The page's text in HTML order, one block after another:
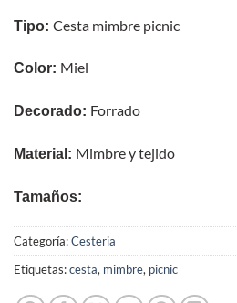
Tipo: Cesta mimbre picnic
Color: Miel
Decorado: Forrado
Material: Mimbre y tejido
Tamaños:
Categoría:Cesteria
Etiquetas:cesta, mimbre, picnic